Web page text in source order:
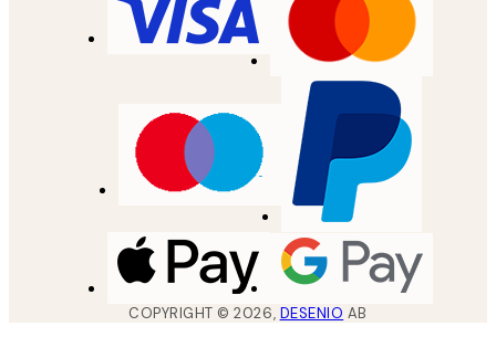
COPYRIGHT ©2026, DESENIO AB